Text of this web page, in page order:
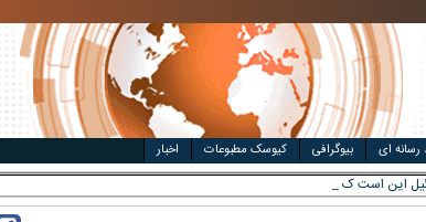
خودرو
رسانه ای بیوگرافی کیوسک مطبوعات اخبار